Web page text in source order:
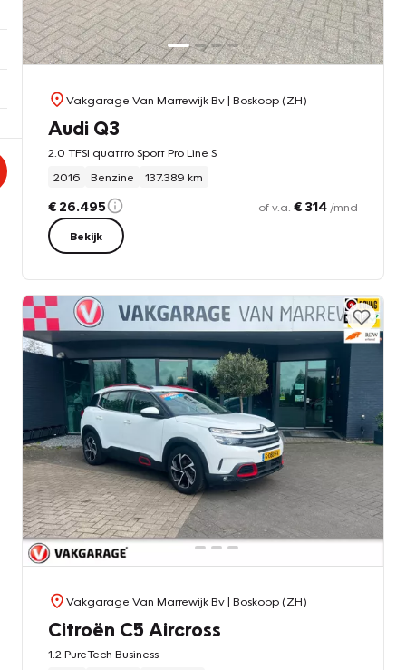
Vakgarage Van Marrewijk Bv| Boskoop (ZH)
Audi Q3
2.0 TFSI quattro Sport Pro Line S
2016
Benzine 137.389 km
€ 26.495 of v.a. € 314 /mnd
Bekijk
Vakgarage Van Marrewijk Bv| Boskoop (ZH)
Citroën C5 Aircross
1.2 PureTech Business